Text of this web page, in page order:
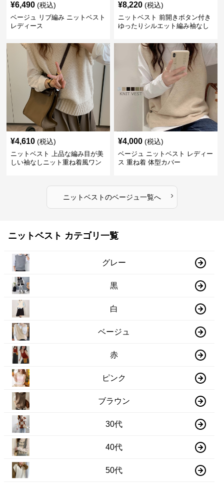
¥6,490 (税込)
ベージュ リブ編み ニットベスト
レディース
¥8,220 (税込)
ニットベスト 前開きボタン付き
ゆったりシルエット編み袖なし
¥4,610 (税込)
ニットベスト 上品な編み目が美
しい袖なしニット重ね着風ワン
¥4,000 (税込)
ベージュ ニットベスト レディー
ス 重ね着 体型カバー
ニットベストのベージュ 一覧へ ›
ニットベスト カテゴリ一覧
グレー
黒
白
ベージュ
赤
ピンク
ブラウン
30代
40代
50代